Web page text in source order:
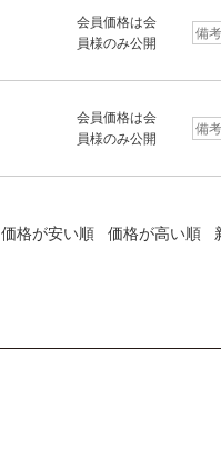
会員価格は会
員様のみ公開
会員価格は会
員様のみ公開
価格が安い順 価格が高い順